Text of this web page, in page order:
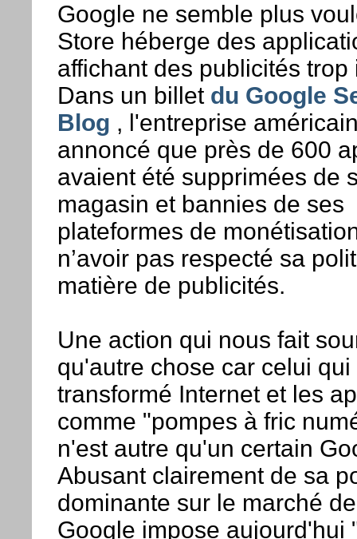
Google ne semble plus
Store héberge des
affichant des publicités trop
Dans un billet du Google
Blog , l'entreprise
annoncé que près de 600
avaient été supprimées de
magasin et bannies de ses
plateformes de
n’avoir pas respecté sa
matière de publicités.
Une action qui nous fait
qu'autre chose car celui qui
transformé Internet et les
comme "pompes à fric
n'est autre qu'un certain
Abusant clairement de sa
dominante sur le marché
Google impose aujourd'hui